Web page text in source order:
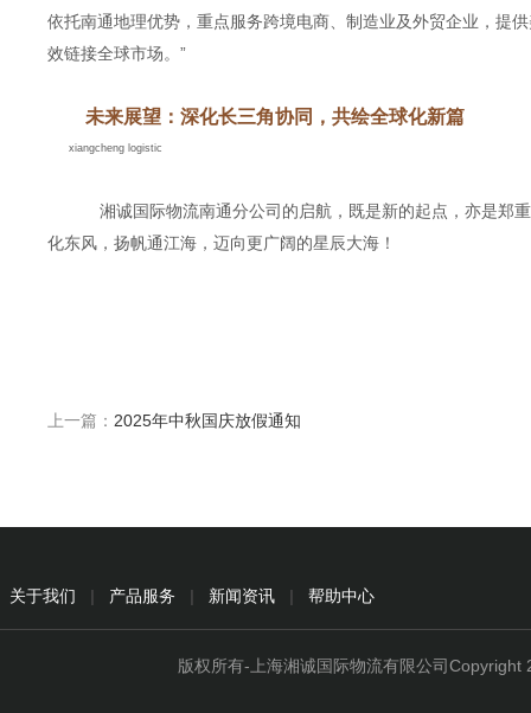
依托南通地理优势，重点服务跨境电商、制造业及外贸企业，提
效链接全球市场。”
未来展望：深化长三角协同，共绘全球化新篇
xiangcheng logistic
湘诚国际物流南通分公司的启航，既是新的起点，亦是郑
化东风，扬帆通江海，迈向更广阔的星辰大海！
上一篇： 2025年中秋国庆放假通知
关于我们 | 产品服务 | 新闻资讯 | 帮助中心
版权所有-上海湘诚国际物流有限公司